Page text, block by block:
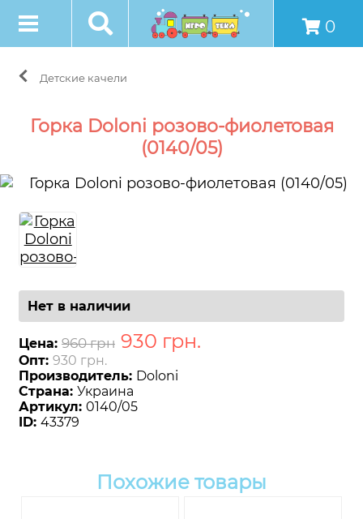
0
Детские качели
Горка Doloni розово-фиолетовая
(0140/05)
Нет в наличии
Цена: 960 грн 930 грн.
Опт: 930 грн.
Производитель: Doloni
Страна: Украина
Артикул: 0140/05
ID: 43379
Похожие товары